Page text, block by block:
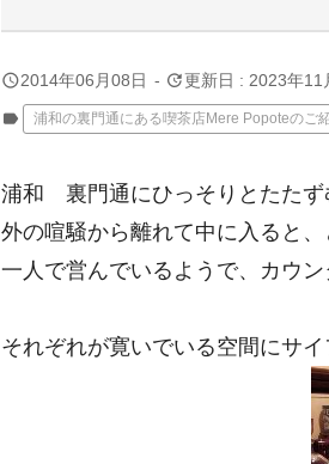
query_builder2014年06月08日 - update更新日 : 2023年11
label 浦和の裏門通にある喫茶店Mere Popoteのご
浦和 裏門通にひっそりとたたず
外の喧騒から離れて中に入ると
一人で営んでいるようで、カウ
それぞれが寛いでいる空間にサ